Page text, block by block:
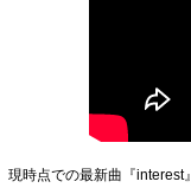
現時点での最新曲『interest